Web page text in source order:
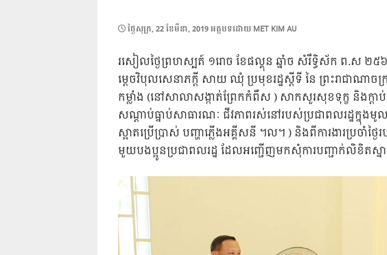
POSTED
ថ្ងៃ​សុក្រ, 22 ខែ​មីនា, 2019អត្ថបទដោយ MET KIM AU
រសៀលថ្ងៃព្រហស្បត៍ ១រោច ខែផល្គុន ឆ្នាំច សំរឹទ្ធិស័ក ព.ស ២៥
ម្តេចវិបុលសេនាភក្តី សាយ ឈុំ ប្រមុខរដ្ឋស្តីទី នៃ ព្រះរាជាណាច
កម្លាំង (នៅសាលាសង្កាត់ព្រែកកំពឹស ) សាកសួរសុខទុក្ខ និងក្ត
សណ្តាប់ធ្នាប់សាធារណៈ ជីវភាពរស់នៅរបស់ប្រជាពលរដ្ឋក្នុង
ស្អាតប្រើប្រាស់ បញ្ហាភ្លើងអគ្គីសនី ។ល។ ) និងពីការងារប្រច
មួយបងប្អូនប្រជាពលរដ្ឋ ដែលអញ្ជើញមកសុំការបញ្ជាក់លិខិតស្ន